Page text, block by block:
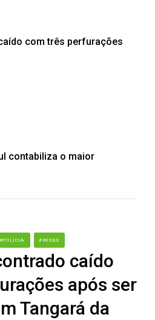
com três perfurações
contabiliza o maior
#POLÍCIA #REDES
caído
após ser
Tangará da